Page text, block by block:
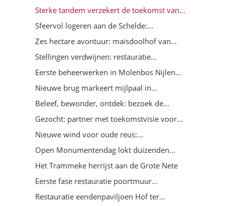
Sterke tandem verzekert de toekomst van...
Sfeervol logeren aan de Schelde:...
Zes hectare avontuur: maisdoolhof van...
Stellingen verdwijnen: restauratie...
Eerste beheerwerken in Molenbos Nijlen...
Nieuwe brug markeert mijlpaal in...
Beleef, bewonder, ontdek: bezoek de...
Gezocht: partner met toekomstvisie voor...
Nieuwe wind voor oude reus:...
Open Monumentendag lokt duizenden...
Het Trammeke herrijst aan de Grote Nete
Eerste fase restauratie poortmuur...
Restauratie eendenpaviljoen Hof ter...